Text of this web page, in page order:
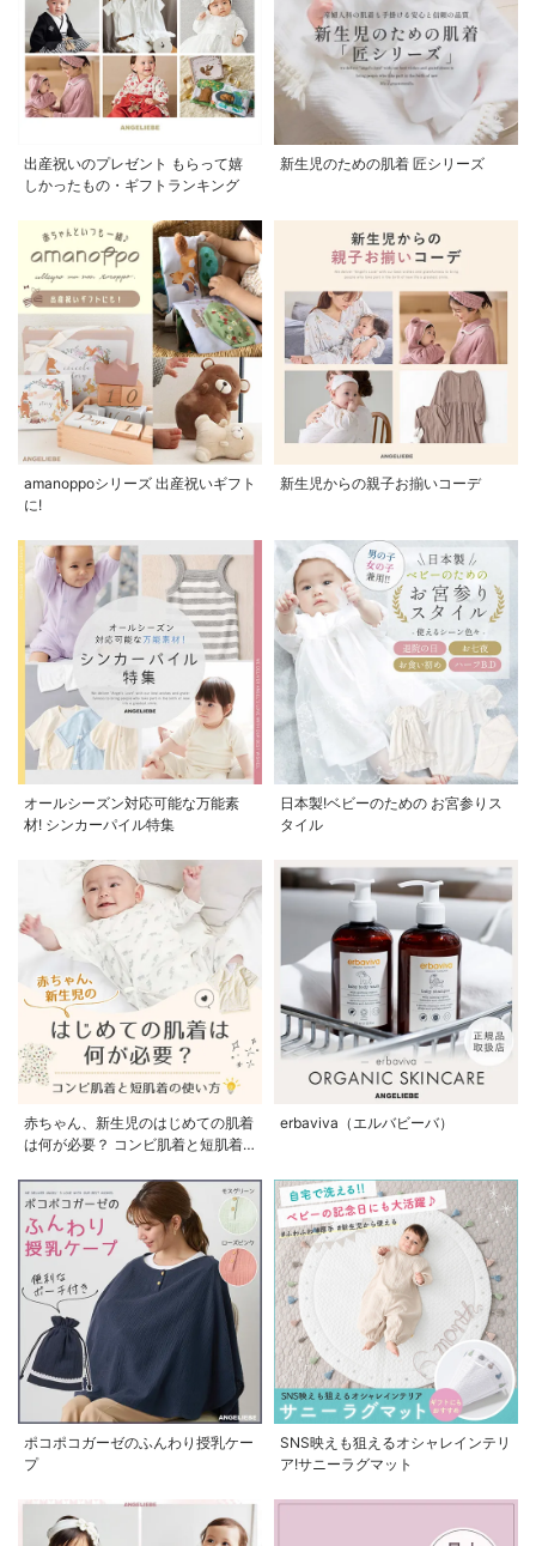
出産祝いのプレゼント もらって嬉
しかったもの・ギフトランキング
新生児のための肌着 匠シリーズ
amanoppoシリーズ 出産祝いギフト
に!
新生児からの親子お揃いコーデ
オールシーズン対応可能な万能素
材! シンカーパイル特集
日本製!ベビーのための お宮参りス
タイル
赤ちゃん、新生児のはじめての肌着
は何が必要？ コンビ肌着と短肌着
erbaviva（エルバビーバ）
ポコポコガーゼのふんわり授乳ケー
プ
SNS映えも狙えるオシャレインテリ
ア!サニーラグマット